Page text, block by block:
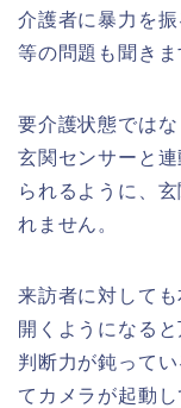
介護者に暴力を
等の問題も聞きま
要介護状態では
玄関センサーと
られるように、
れません。
来訪者に対して
開くようになると
判断力が鈍って
てカメラが起動